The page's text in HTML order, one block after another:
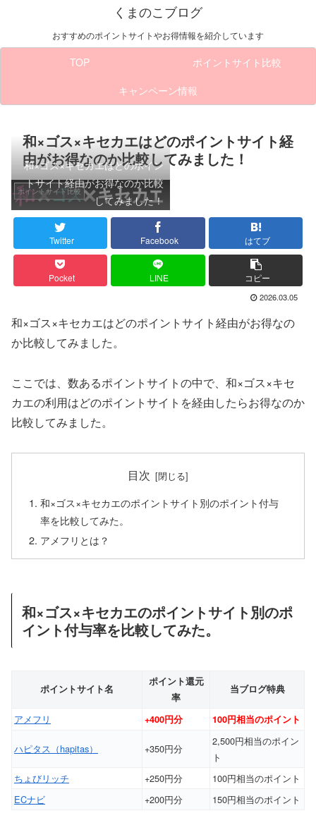
くまのこブログ
おすすめのポイントサイトやお得情報を紹介しています
TOP
ポイントサイト比較
キャンペーン情報
和×ゴス×キセカエはどのポイントサイト経
由がお得なのか比較してみました！
ポイントサイト比較
和×ゴス×キセカエはどのポイン
トサイト経由がお得なのか比較
してみました！
Twitter Facebook はてブ
Pocket LINE コピー
2026.03.05
和×ゴス×キセカエはどのポイントサイト経由がお得なの
か比較してみました。
ここでは、数あるポイントサイトの中で、和×ゴス×キセ
カエの利用はどのポイントサイトを経由したらお得なのか
比較してみました。
目次
和×ゴス×キセカエのポイントサイト別のポイント付与
率を比較してみた。
アメフリとは？
和×ゴス×キセカエのポイントサイト別のポ
イント付与率を比較してみた。
ポイントサイト名
ポイント還元
率
当ブログ特典
アメフリ +400円分 100円相当のポイント
ハピタス（hapitas） +350円分
2,500円相当のポイン
ト
ちょびリッチ
+250円分
100円相当のポイント
ECナビ
+200円分 150円相当のポイント